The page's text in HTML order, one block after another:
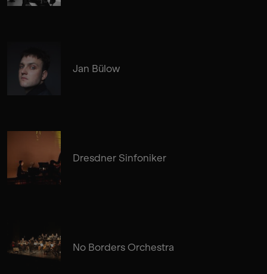
Jan Bülow
Dresdner Sinfoniker
No Borders Orchestra